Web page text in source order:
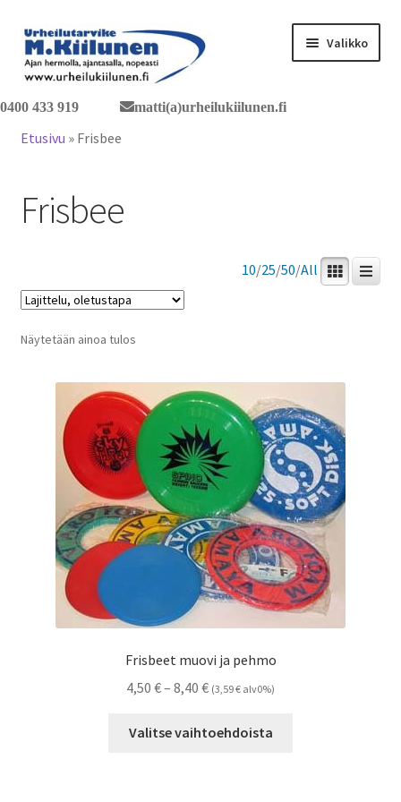
0400 433 919 matti(a)urheilukiilunen.fi
Siirry
navigointiin
Siirry
sisältöön
Valikko
Tervetuloa verkkokauppaan
Yhteystiedot
Etusivu » Frisbee
Frisbee
10/25/50/All
Näytetään ainoa tulos
Frisbeet muovi ja pehmo
4,50 €– 8,40 €Hintaluokka:
-
(3,59€ alv0%)
Valitse vaihtoehdoista